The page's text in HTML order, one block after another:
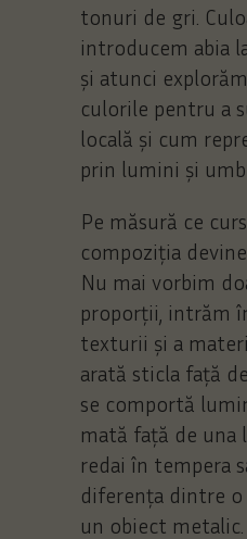
tonuri de gri.
introducem abia
și atunci
culorile pentru a
locală și cum
prin lumini și
Pe măsură ce
compoziția
Nu mai vorbim
proporții, intrăm
texturii și a
arată sticla față
se comportă
mată față de una
redai în tempera
diferența dintre o
un obiect metalic.